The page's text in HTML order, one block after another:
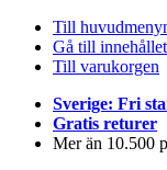
Till
Gå till innehållet
Till varukorgen
Sverige: Fri
Gratis returer
Mer än 10.500